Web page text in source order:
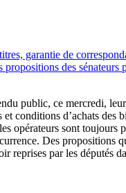
garantie de
propositions des sénateurs
public, ce mercredi,
conditions d’achats des
opérateurs sont toujours
Des propositions
reprises par les députés